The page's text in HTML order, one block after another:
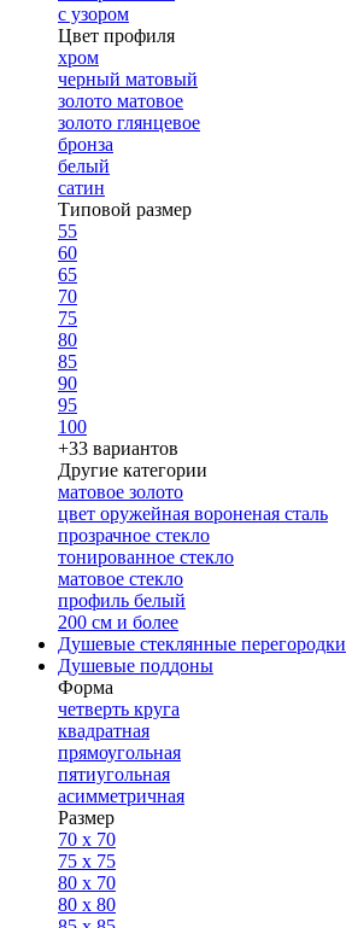
с узором
Цвет профиля
хром
черный матовый
золото матовое
золото глянцевое
бронза
белый
сатин
Типовой размер
55
60
65
70
75
80
85
90
95
100
+33 вариантов
Другие категории
матовое золото
цвет оружейная вороненая сталь
прозрачное стекло
тонированное стекло
матовое стекло
профиль белый
200 см и более
Душевые стеклянные перегородки
Душевые поддоны
Форма
четверть круга
квадратная
прямоугольная
пятиугольная
асимметричная
Размер
70 x 70
75 x 75
80 x 70
80 x 80